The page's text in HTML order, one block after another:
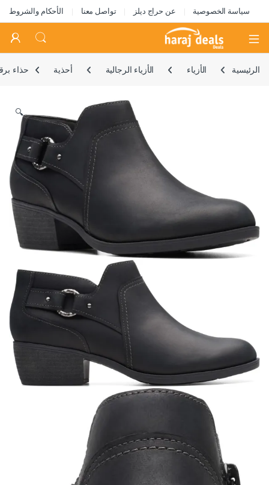
سياسة الخصوصية عن حراج ديلز تواصل معنا الأحكام والشروط
Open
الرئيسية الأزياء الأزياء الرجالية أحذية حذاء
🔍